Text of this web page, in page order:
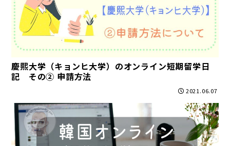
慶熙大学（キョンヒ大学）のオンライン短期留学日
記 その② 申請方法
2021.06.07